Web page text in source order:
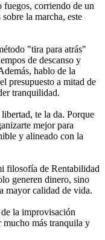
fuegos, corriendo de un
la marcha, este
"tira para atrás"
de descanso y
hablo de la
presupuesto a mitad de
tranquilidad.
te la da. Porque
mejor para
y alineado con la
filosofía de Rentabilidad
generen dinero, sino
mayor calidad de vida.
la improvisación
mucho más tranquila y